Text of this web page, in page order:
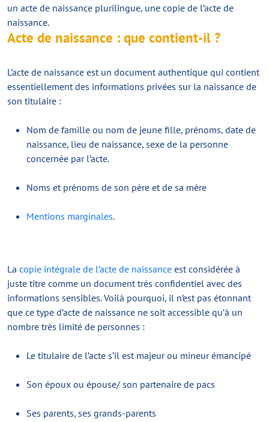
un acte de naissance plurilingue, une copie de l’acte de
naissance.
Acte de naissance : que contient-il ?
L’acte de naissance est un document authentique qui contient
essentiellement des informations privées sur la naissance de
son titulaire :
Nom de famille ou nom de jeune fille, prénoms, date de
naissance, lieu de naissance, sexe de la personne
concernée par l’acte.
Noms et prénoms de son père et de sa mère
Mentions marginales.
La copie intégrale de l’acte de naissance est considérée à
juste titre comme un document très confidentiel avec des
informations sensibles. Voilà pourquoi, il n’est pas étonnant
que ce type d’acte de naissance ne soit accessible qu’à un
nombre très limité de personnes :
Le titulaire de l’acte s’il est majeur ou mineur émancipé
Son époux ou épouse/ son partenaire de pacs
Ses parents, ses grands-parents